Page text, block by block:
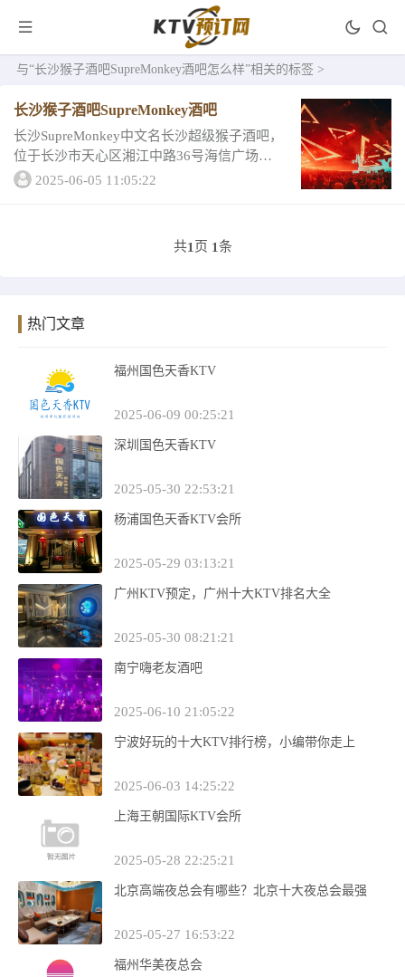
与“长沙猴子酒吧SupreMonkey酒吧怎么样”相关的标签 >
长沙猴子酒吧SupreMonkey酒吧
长沙SupreMonkey中文名长沙超级猴子酒吧，
位于长沙市天心区湘江中路36号海信广场三
楼，如果娱乐是这个城市的灵魂，那么酒吧
2025-06-05 11:05:22
共1 页 1条
热门文章
福州国色天香KTV
2025-06-09 00:25:21
深圳国色天香KTV
2025-05-30 22:53:21
杨浦国色天香KTV会所
2025-05-29 03:13:21
广州KTV预定，广州十大KTV排名大全
2025-05-30 08:21:21
南宁嗨老友酒吧
2025-06-10 21:05:22
宁波好玩的十大KTV排行榜，小编带你走上
2025-06-03 14:25:22
上海王朝国际KTV会所
2025-05-28 22:25:21
北京高端夜总会有哪些？北京十大夜总会最强
2025-05-27 16:53:22
福州华美夜总会